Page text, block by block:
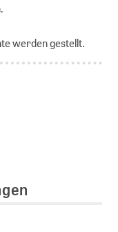
werden gestellt.